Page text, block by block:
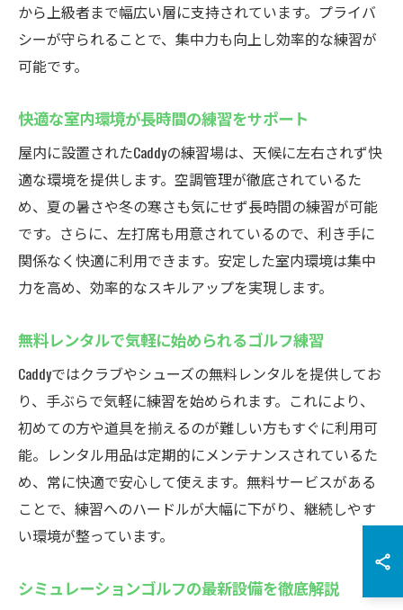
から上級者まで幅広い層に支持されています。プライバ
シーが守られることで、集中力も向上し効率的な練習が
可能です。
快適な室内環境が長時間の練習をサポート
屋内に設置されたCaddyの練習場は、天候に左右されず快
適な環境を提供します。空調管理が徹底されているた
め、夏の暑さや冬の寒さも気にせず長時間の練習が可能
です。さらに、左打席も用意されているので、利き手に
関係なく快適に利用できます。安定した室内環境は集中
力を高め、効率的なスキルアップを実現します。
無料レンタルで気軽に始められるゴルフ練習
Caddyではクラブやシューズの無料レンタルを提供してお
り、手ぶらで気軽に練習を始められます。これにより、
初めての方や道具を揃えるのが難しい方もすぐに利用可
能。レンタル用品は定期的にメンテナンスされているた
め、常に快適で安心して使えます。無料サービスがある
ことで、練習へのハードルが大幅に下がり、継続しやす
い環境が整っています。
シミュレーションゴルフの最新設備を徹底解説